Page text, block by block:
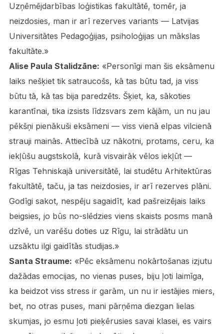
Uzņēmējdarbības loģistikas fakultātē, tomēr, ja
neizdosies, man ir arī rezerves variants — Latvijas
Universitātes Pedagoģijas, psiholoģijas un mākslas
fakultāte.»
Alise Paula Stalidzāne: «Personīgi man šis eksāmenu
laiks nešķiet tik satraucošs, kā tas būtu tad, ja viss
būtu tā, kā tas bija paredzēts. Šķiet, ka, sākoties
karantīnai, tika izsists līdzsvars zem kājām, un nu jau
pēkšņi pienākuši eksāmeni — viss vienā elpas vilcienā
strauji mainās. Attiecībā uz nākotni, protams, ceru, ka
iekļūšu augstskolā, kurā visvairāk vēlos iekļūt —
Rīgas Tehniskajā universitātē, lai studētu Arhitektūras
fakultātē, taču, ja tas neizdosies, ir arī rezerves plāni.
Godīgi sakot, nespēju sagaidīt, kad pašreizējais laiks
beigsies, jo būs no-slēdzies viens skaists posms manā
dzīvē, un varēšu doties uz Rīgu, lai strādātu un
uzsāktu ilgi gaidītās studijas.»
Santa Straume: «Pēc eksāmenu nokārtošanas izjutu
dažādas emocijas, no vienas puses, biju ļoti laimīga,
ka beidzot viss stress ir garām, un nu ir iestājies miers,
bet, no otras puses, mani pārņēma diezgan lielas
skumjas, jo esmu ļoti pieķērusies savai klasei, es vairs